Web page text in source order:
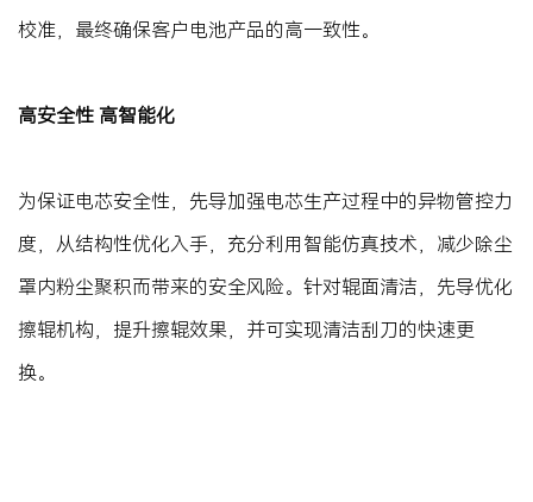
校准，最终确保客户电池产品的高一致性。
高安全性 高智能化
为保证电芯安全性，先导加强电芯生产过程中的异物管控力
度，从结构性优化入手，充分利用智能仿真技术，减少除尘
罩内粉尘聚积而带来的安全风险。针对辊面清洁，先导优化
擦辊机构，提升擦辊效果，并可实现清洁刮刀的快速更
换。